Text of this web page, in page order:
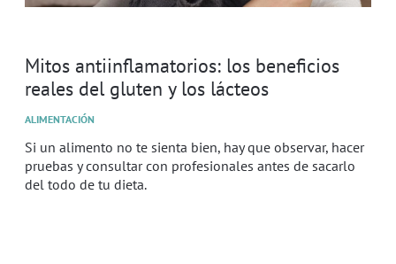
Mitos antiinflamatorios: los beneficios
reales del gluten y los lácteos
ALIMENTACIÓN
Si un alimento no te sienta bien, hay que observar, hacer
pruebas y consultar con profesionales antes de sacarlo
del todo de tu dieta.